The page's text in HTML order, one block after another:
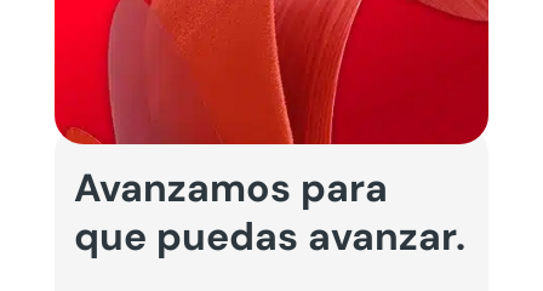
Avanzamos para
que puedas avanzar.